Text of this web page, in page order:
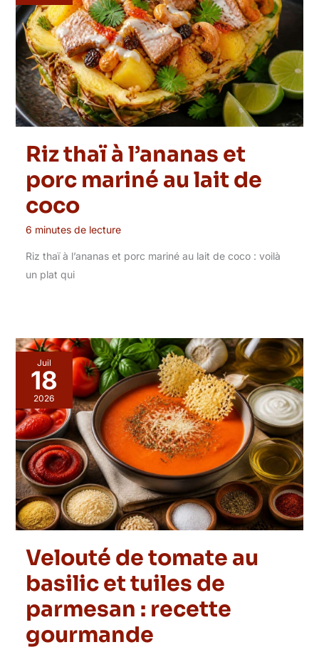
Riz thaï à l’ananas et
porc mariné au lait de
coco
6 minutes de lecture
Riz thaï à l’ananas et porc mariné au lait de coco : voilà
un plat qui
Juil
18
2026
Velouté de tomate au
basilic et tuiles de
parmesan : recette
gourmande